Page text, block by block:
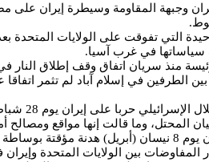
وجبهة المقاومة وسيطرة إيران على
التي تفوقت على الولايات المتحدة
سياساتها في غرب آسيا.
منذ سريان اتفاق وقف إطلاق النار
الطرفين في إسلام آباد لم تثمر
وبدأت الولايات
المحتل، وما قالت إنها مواقع ومصالح